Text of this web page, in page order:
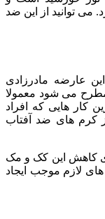
می توانید از این ضد
عارضه مادرزادی
می شود معمولا
کار هایی که افراد
کرم های ضد آفتاب
کاهش این کک و مک
لازم موجب ایجاد